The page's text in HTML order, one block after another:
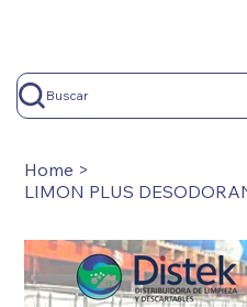
Buscar
Home >
LIMON PLUS